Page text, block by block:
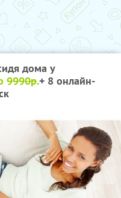
дома у
9990р.+ 8 онлайн-